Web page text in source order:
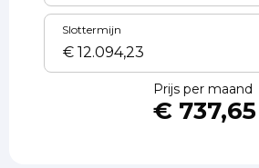
Slottermijn
Prijs per maand
€ 737,65